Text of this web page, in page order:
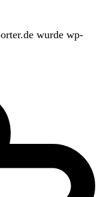
wurde wp-